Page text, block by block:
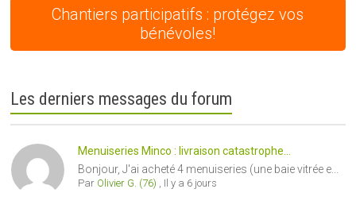
Chantiers participatifs : protégez vos
bénévoles!
Les derniers messages du forum
Menuiseries Minco : livraison catastrophe...
Bonjour, J'ai acheté 4 menuiseries (une baie vitrée e...
Par Olivier G. (76) , Il y a 6 jours